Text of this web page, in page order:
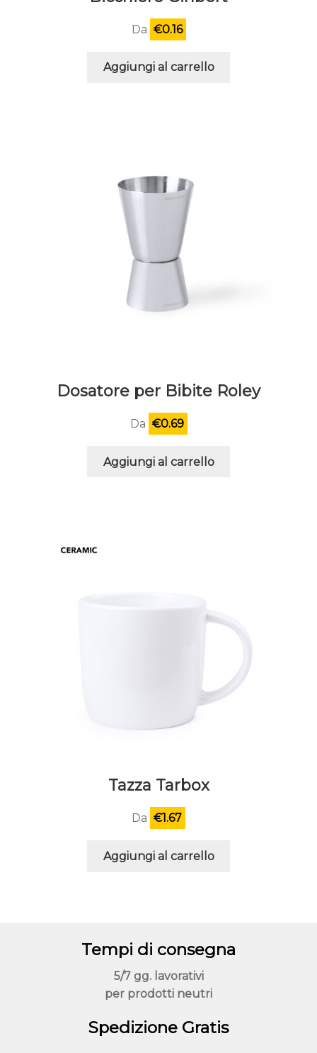
Da €0.16
Aggiungi al carrello
Dosatore per Bibite Roley
Da €0.69
Aggiungi al carrello
Tazza Tarbox
Da €1.67
Aggiungi al carrello
Tempi di consegna
5/7 gg. lavorativi
per prodotti neutri
Spedizione Gratis